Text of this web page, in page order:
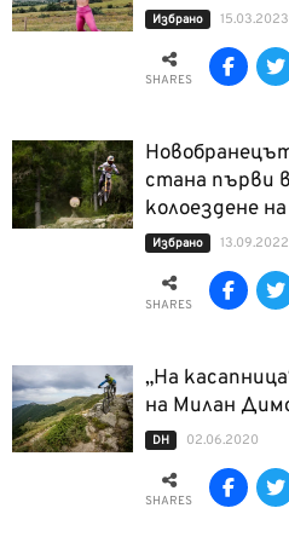
Избрано 15.03.2023
SHARES
стана първи
колоездене
Избрано 13.09.2022
SHARES
„На
на Милан
DH 02.06.2020
SHARES